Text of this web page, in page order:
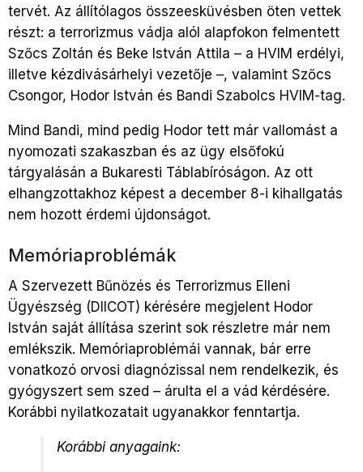
tervét. Az állítólagos összeesküvésben öten vettek
részt: a terrorizmus vádja alól alapfokon felmentett
Szőcs Zoltán és Beke István Attila – a HVIM erdélyi,
illetve kézdivásárhelyi vezetője –, valamint Szőcs
Csongor, Hodor István és Bandi Szabolcs HVIM-tag.
Mind Bandi, mind pedig Hodor tett már vallomást a
nyomozati szakaszban és az ügy elsőfokú
tárgyalásán a Bukaresti Táblabíróságon. Az ott
elhangzottakhoz képest a december 8-i kihallgatás
nem hozott érdemi újdonságot.
Memóriaproblémák
A Szervezett Bűnözés és Terrorizmus Elleni
Ügyészség (DIICOT) kérésére megjelent Hodor
István saját állítása szerint sok részletre már nem
emlékszik. Memóriaproblémái vannak, bár erre
vonatkozó orvosi diagnózissal nem rendelkezik, és
gyógyszert sem szed – árulta el a vád kérdésére.
Korábbi nyilatkozatait ugyanakkor fenntartja.
Korábbi anyagaink: